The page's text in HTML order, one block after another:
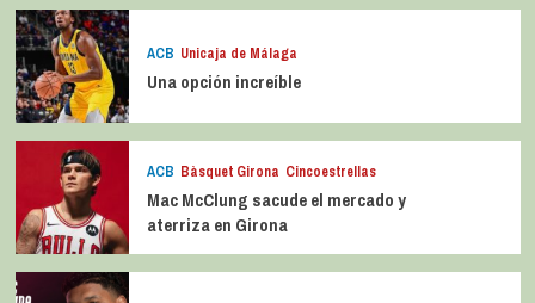
ACB Unicaja de Málaga
Una opción increíble
ACB Bàsquet Girona Cincoestrellas
Mac McClung sacude el mercado y
aterriza en Girona